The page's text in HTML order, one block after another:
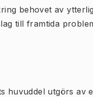
behovet av
till framtida
huvuddel utgörs av